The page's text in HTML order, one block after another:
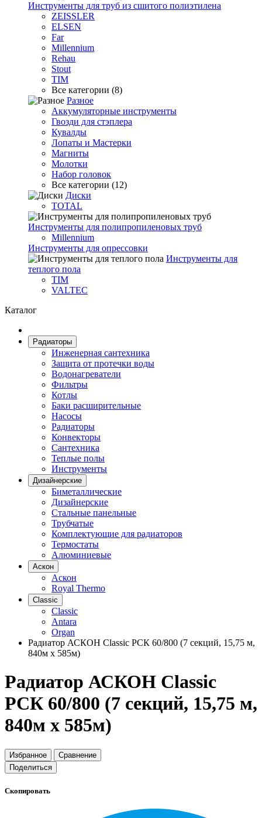
Инструменты для труб из сшитого полиэтилена
ZEISSLER
ELSEN
Far
Millennium
Rehau
Stout
TIM
Все категории (8)
Разное
Аккумуляторные инструменты
Гвозди для стэплера
Кувалды
Лопаты и Мастерки
Магниты
Молотки
Набор головок
Все категории (12)
Диски
TOTAL
Инструменты для полипропиленовых труб
Millennium
Инструменты для опрессовки
Инструменты для
теплого пола
TIM
VALTEC
Каталог
Радиаторы
Инженерная сантехника
Защита от протечки воды
Водонагреватели
Фильтры
Котлы
Баки расширительные
Насосы
Радиаторы
Конвекторы
Сантехника
Теплые полы
Инструменты
Дизайнерские
Биметаллические
Дизайнерские
Стальные панельные
Трубчатые
Комплектующие для радиаторов
Термостаты
Алюминиевые
Аскон
Аскон
Royal Thermo
Classic
Classic
Antara
Organ
Радиатор АСКОН Classic РСК 60/800 (7 секций, 15,75 м,
840м х 585м)
Радиатор АСКОН Classic
РСК 60/800 (7 секций, 15,75 м,
840м х 585м)
Избранное
Сравнение
Поделиться
Скопировать